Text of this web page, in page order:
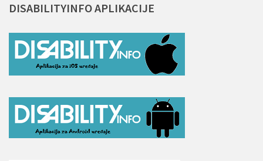
DISABILITYINFOAPLIKACIJE